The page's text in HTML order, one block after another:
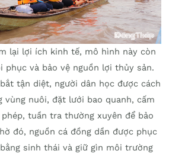
lại lợi ích kinh tế, mô hình này còn
phục và bảo vệ nguồn lợi thủy sản.
tận diệt, người dân học được cách
vùng nuôi, đặt lưới bao quanh, cấm
tuần tra thường xuyên để bảo
đó, nguồn cá đồng dần được phục
sinh thái và giữ gìn môi trường